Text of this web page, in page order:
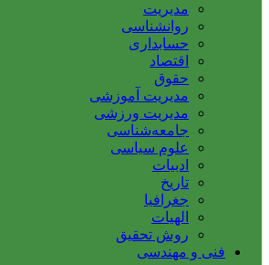
مدیریت
روانشناسی
حسابداری
اقتصاد
حقوق
مدیریت آموزشی
مدیریت ورزشی
جامعه‌شناسی
علوم سیاسی
ادبیات
تاریخ
جغرافیا
الهیات
روش تحقیق
فنی و مهندسی